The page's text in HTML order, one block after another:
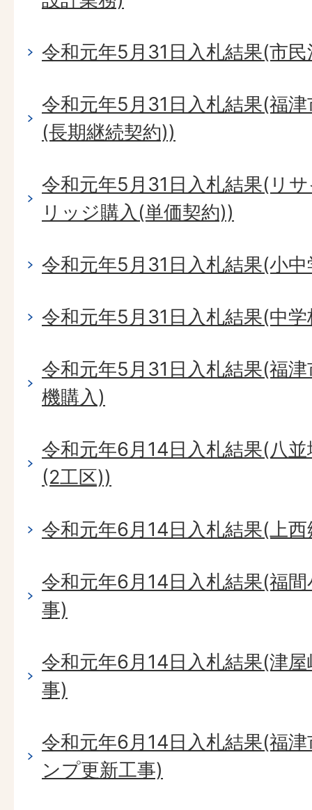
令和元年5月31日入札結果(市
令和元年5月31日入札結果(福
(長期継続契約))
令和元年5月31日入札結果(リ
リッジ購入(単価契約))
令和元年5月31日入札結果(小
令和元年5月31日入札結果(中
令和元年5月31日入札結果(福
機購入)
令和元年6月14日入札結果(八
(2工区))
令和元年6月14日入札結果(上
令和元年6月14日入札結果(福
事)
令和元年6月14日入札結果(津
事)
令和元年6月14日入札結果(福
ンプ更新工事)